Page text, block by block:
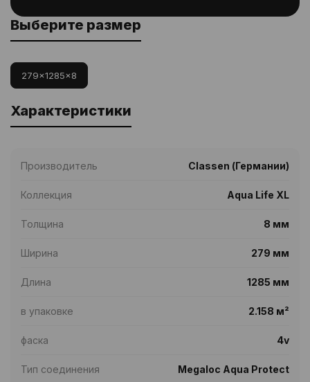
Выберите размер
279x1285x8
Характеристики
Производитель Classen (Германии)
Коллекция Aqua Life XL
Толщина 8 мм
Ширина 279 мм
Длина 1285 мм
в упаковке 2.158 м²
фаска 4v
Тип соединения Megaloc Aqua Protect